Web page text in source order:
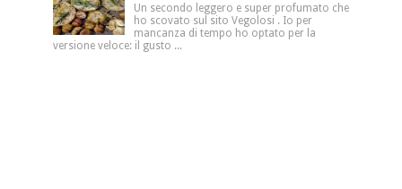
Un secondo leggero e super profumato che
ho scovato sul sito Vegolosi . Io per
mancanza di tempo ho optato per la
versione veloce: il gusto ...